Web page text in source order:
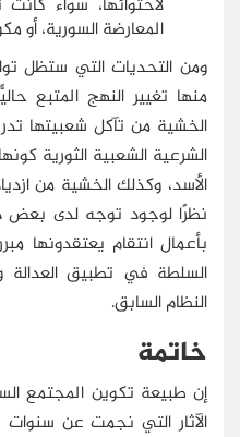
لاحتوائها، سواء
المعارضة السورية، أو
ومن التحديات التي ستظل
منها تغيير النهج المتبع
الخشية من تآكل شعبيتها
الشرعية الشعبية الثورية
الأسد، وكذلك الخشية من
نظرًا لوجود توجه لدى بعض
بأعمال انتقام يعتقدونها
السلطة في تطبيق العدالة
النظام السابق.
خاتمة
إن طبيعة تكوين المجتمع